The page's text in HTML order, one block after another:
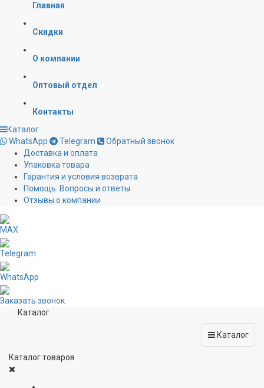
Главная
Скидки
О компании
Оптовый отдел
Контакты
Каталог
WhatsApp
Telegram
Обратный звонок
Доставка и оплата
Упаковка товара
Гарантия и условия возврата
Помощь. Вопросы и ответы
Отзывы о компании
MAX
Telegram
WhatsApp
Заказать звонок
Каталог
Каталог
Каталог товаров